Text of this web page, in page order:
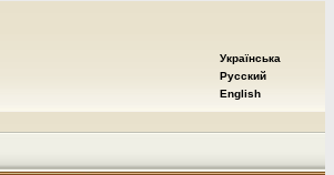
Українська
Русский
English